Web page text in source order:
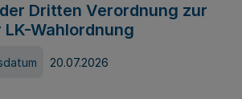
Dritten Verordnung zur
Wahlordnung
20.07.2026